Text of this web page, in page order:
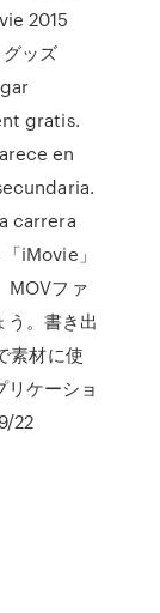
2015
ッズ
gratis.
en
carrera
iMovie」
MOVファ
う。書き出
素材に使
ケーショ
22